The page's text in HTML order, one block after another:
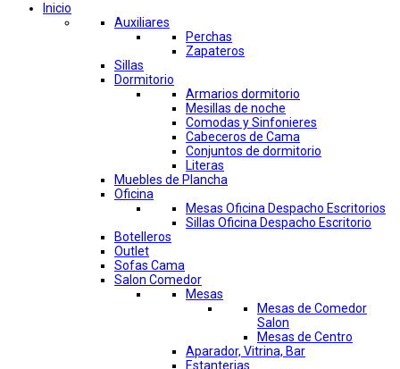
Inicio
Auxiliares
Perchas
Zapateros
Sillas
Dormitorio
Armarios dormitorio
Mesillas de noche
Comodas y Sinfonieres
Cabeceros de Cama
Conjuntos de dormitorio
Literas
Muebles de Plancha
Oficina
Mesas Oficina Despacho Escritorios
Sillas Oficina Despacho Escritorio
Botelleros
Outlet
Sofas Cama
Salon Comedor
Mesas
Mesas de Comedor
Salon
Mesas de Centro
Aparador, Vitrina, Bar
Estanterias